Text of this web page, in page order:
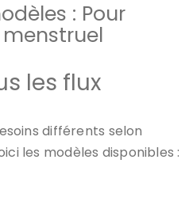
: Pour
les flux
différents selon
les modèles disponibles :